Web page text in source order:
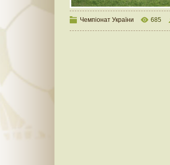
Чемпіонат України 685